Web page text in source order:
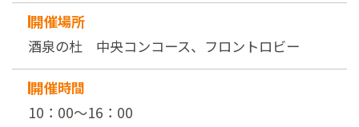
開催場所
酒泉の杜 中央コンコース、フロントロビー
開催時間
10：00～16：00